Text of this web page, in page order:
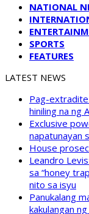
NATIONAL
SPORTS
FEATURES
LATEST NEWS
Pag-extradite
hiniling na ng
Exclusive
napatunayan
House
Leandro
sa “honey
nito sa isyu
Panukalang
kakulangan